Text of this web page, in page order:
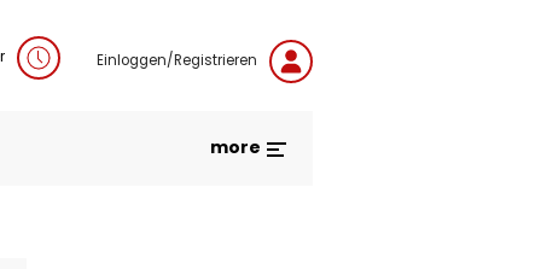
Einloggen/Registrieren
more